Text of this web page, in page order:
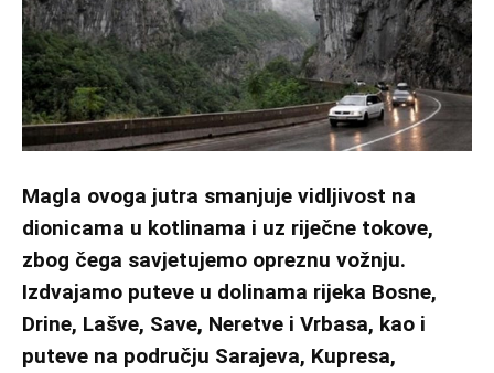
Magla ovoga jutra smanjuje vidljivost na
dionicama u kotlinama i uz riječne tokove,
zbog čega savjetujemo opreznu vožnju.
Izdvajamo puteve u dolinama rijeka Bosne,
Drine, Lašve, Save, Neretve i Vrbasa, kao i
puteve na području Sarajeva, Kupresa,